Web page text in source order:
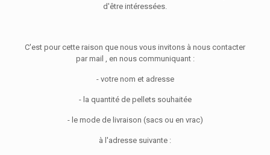
d'être intéressées.
C'est pour cette raison que nous vous invitons à nous contacter
par mail , en nous communiquant :
- votre nom et adresse
- la quantité de pellets souhaitée
- le mode de livraison (sacs ou en vrac)
à l'adresse suivante :